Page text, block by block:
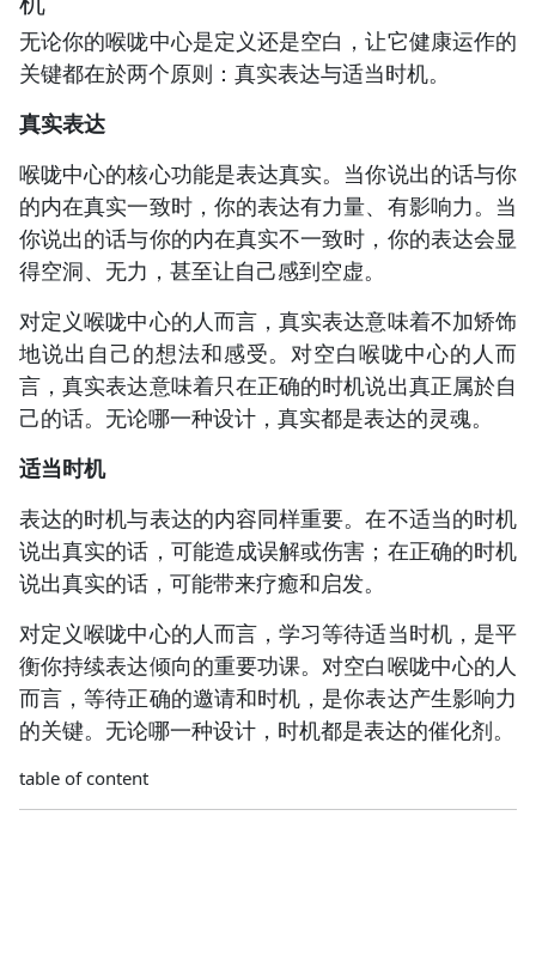
无论你的喉咙中心是定义还是空白，让它健康运作的
关键都在於两个原则：真实表达与适当时机。
真实表达
喉咙中心的核心功能是表达真实。当你说出的话与你
的内在真实一致时，你的表达有力量、有影响力。当
你说出的话与你的内在真实不一致时，你的表达会显
得空洞、无力，甚至让自己感到空虚。
对定义喉咙中心的人而言，真实表达意味着不加矫饰
地说出自己的想法和感受。对空白喉咙中心的人而
言，真实表达意味着只在正确的时机说出真正属於自
己的话。无论哪一种设计，真实都是表达的灵魂。
适当时机
表达的时机与表达的内容同样重要。在不适当的时机
说出真实的话，可能造成误解或伤害；在正确的时机
说出真实的话，可能带来疗癒和启发。
对定义喉咙中心的人而言，学习等待适当时机，是平
衡你持续表达倾向的重要功课。对空白喉咙中心的人
而言，等待正确的邀请和时机，是你表达产生影响力
的关键。无论哪一种设计，时机都是表达的催化剂。
table of content